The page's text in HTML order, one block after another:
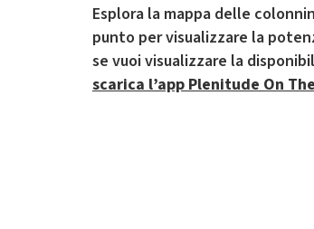
Esplora la mappa delle
punto per visualizzare la
se vuoi visualizzare la
scarica l’app Plenitude On